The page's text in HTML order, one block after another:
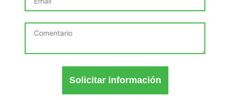
Solicitar información